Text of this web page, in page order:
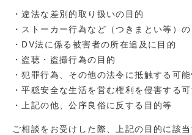
・違法な差別的取り扱いの目的
・ストーカー行為など（つきまとい等）
・DV法に係る被害者の所在追及に目的
・盗聴・盗撮行為の目的
・犯罪行為、その他の法令に抵触する可
・平穏安全な生活を営む権利を侵害する
・上記の他、公序良俗に反する目的等
ご相談をお受けした際、上記の目的に該